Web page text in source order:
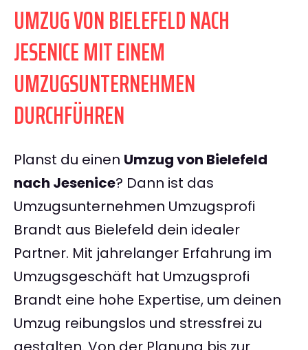
UMZUG VON BIELEFELD NACH
JESENICE MIT EINEM
UMZUGSUNTERNEHMEN
DURCHFÜHREN
Planst du einen Umzug von Bielefeld
nach Jesenice? Dann ist das
Umzugsunternehmen Umzugsprofi
Brandt aus Bielefeld dein idealer
Partner. Mit jahrelanger Erfahrung im
Umzugsgeschäft hat Umzugsprofi
Brandt eine hohe Expertise, um deinen
Umzug reibungslos und stressfrei zu